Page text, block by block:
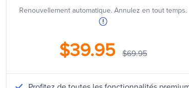
Renouvellement automatique. Annulez en tout temps.
$39.95 $69.95